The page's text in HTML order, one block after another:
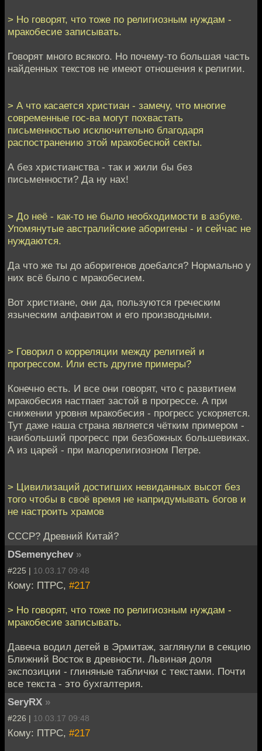
> Но говорят, что тоже по религиозным нуждам -
мракобесие записывать.
Говорят много всякого. Но почему-то большая часть
найденных текстов не имеют отношения к религии.
> А что касается христиан - замечу, что многие
современные гос-ва могут похвастать
письменностью исключительно благодаря
распостранению этой мракобесной секты.
А без христианства - так и жили бы без
письменности? Да ну нах!
> До неё - как-то не было необходимости в азбуке.
Упомянутые австралийские аборигены - и сейчас не
нуждаются.
Да что же ты до аборигенов доебался? Нормально у
них всё было с мракобесием.
Вот христиане, они да, пользуются греческим
языческим алфавитом и его производными.
> Говорил о корреляции между религией и
прогрессом. Или есть другие примеры?
Конечно есть. И все они говорят, что с развитием
мракобесия настпает застой в прогрессе. А при
снижении уровня мракобесия - прогресс ускоряется.
Тут даже наша страна является чётким примером -
наибольший прогресс при безбожных большевиках.
А из царей - при малорелигиозном Петре.
> Цивилизаций достигших невиданных высот без
того чтобы в своё время не напридумывать богов и
не настроить храмов
СССР? Древний Китай?
DSemenychev »
#225 | 10.03.17 09:48
Кому: ПТРС, #217
> Но говорят, что тоже по религиозным нуждам -
мракобесие записывать.
Давеча водил детей в Эрмитаж, заглянули в секцию
Ближний Восток в древности. Львиная доля
экспозиции - глиняные таблички с текстами. Почти
все текста - это бухгалтерия.
SeryRX »
#226 | 10.03.17 09:48
Кому: ПТРС, #217